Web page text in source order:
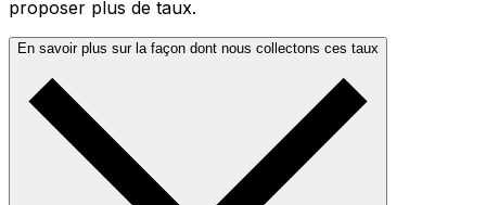
proposer plus de taux.
En savoir plus sur la façon dont nous collectons ces taux